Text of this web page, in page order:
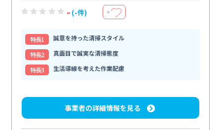
- (-件) ＋
特⻑1
誠意を持った清掃スタイル
特⻑2
真面目で誠実な清掃態度
特⻑3
生活導線を考えた作業配慮
事業者の詳細情報を見る